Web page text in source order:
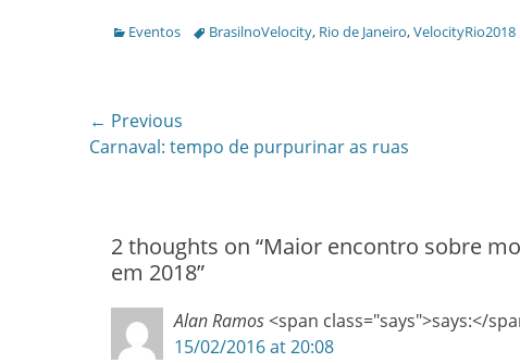
Categories
Eventos TagsBrasilnoVelocity, Rio de Janeiro,VelocityRio2018
Post
navigation
← Previous
Previous
Carnaval: tempo de purpurinar as ruas
2 thoughts on “Maior encontro sobre
em 2018”
Alan Ramos<span class="says">says:</
15/02/2016 at 20:08